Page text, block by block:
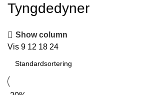
Tyngdedyner
Show column
Vis 9 12 18 24